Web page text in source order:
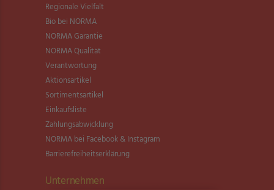
Regionale Vielfalt
Bio bei NORMA
NORMA Garantie
NORMA Qualität
Verantwortung
Aktionsartikel
Sortimentsartikel
Einkaufsliste
Zahlungsabwicklung
NORMA bei Facebook & Instagram
Barrierefreiheitserklärung
Unternehmen